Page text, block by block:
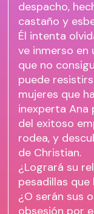
despacho,
castaño y
Él intenta
ve inmerso
que no
puede
mujeres que
inexperta Ana
del exitoso
rodea, y
de Christian.
¿Logrará su
pesadillas
¿O serán sus
obsesión por